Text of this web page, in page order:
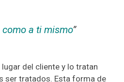
a ti mismo”
del cliente y lo tratan
ser tratados. Esta forma de